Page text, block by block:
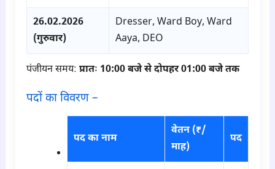
26.02.2026
(गुरुवार)
Dresser, Ward Boy, Ward
Aaya, DEO
पंजीयन समय: प्रातः 10:00 बजे से दोपहर 01:00 बजे तक
पदों का विवरण –
पद का नाम
वेतन (₹/
माह)
पद